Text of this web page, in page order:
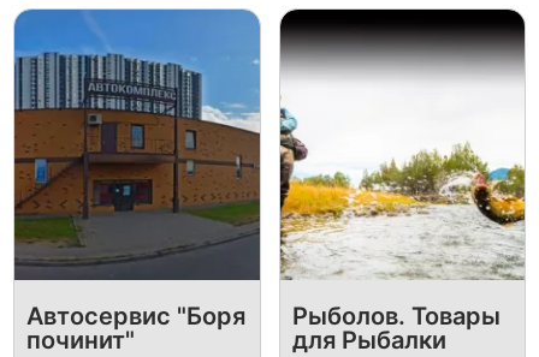
Автосервис "Боря
починит"
Рыболов. Товары
для Рыбалки